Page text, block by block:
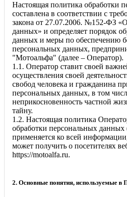
Настоящая политика обработки
составлена в соответствии с
закона от 27.07.2006. №152-ФЗ
данных» и определяет порядок
данных и меры по обеспечению
персональных данных,
"Мотоальфа" (далее – Оператор).
1.1. Оператор ставит своей
осуществления своей
свобод человека и гражданина
персональных данных, в том
неприкосновенность частной
тайну.
1.2. Настоящая политика
обработки персональных данных
применяется ко всей
может получить о посетителях
https://motoalfa.ru.
2. Основные понятия, используемые в